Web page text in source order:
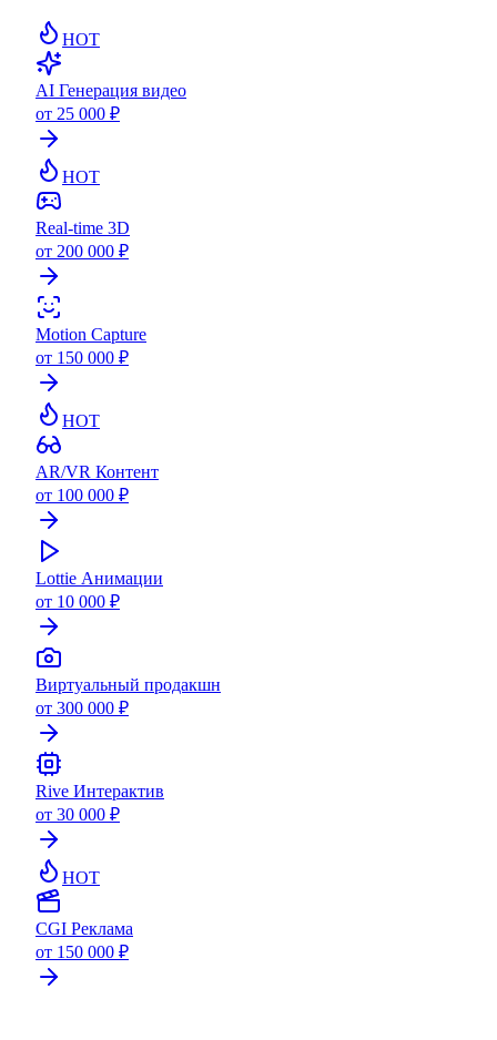
HOT
AI Генерация видео
от 25 000 ₽
HOT
Real-time 3D
от 200 000 ₽
Motion Capture
от 150 000 ₽
HOT
AR/VR Контент
от 100 000 ₽
Lottie Анимации
от 10 000 ₽
Виртуальный продакшн
от 300 000 ₽
Rive Интерактив
от 30 000 ₽
HOT
CGI Реклама
от 150 000 ₽